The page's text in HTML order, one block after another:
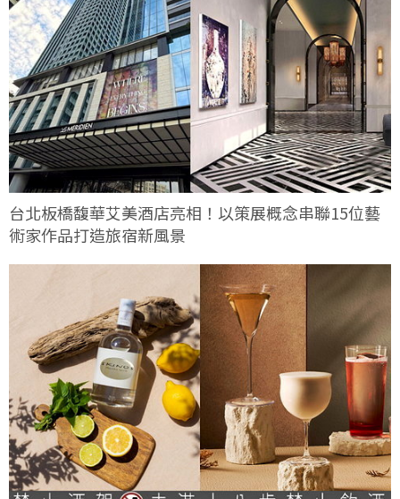
台北板橋馥華艾美酒店亮相！以策展概念串聯15位藝
術家作品打造旅宿新風景